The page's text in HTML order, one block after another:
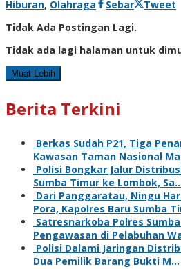
Hiburan, Olahraga olehSebar
Tweet
Tidak Ada Postingan Lagi.
Tidak ada lagi halaman untuk
Muat Lebih
Berita Terkini
Berkas Sudah P21, Tiga
Kawasan Taman Nasional
Polisi Bongkar Jalur
Sumba Timur ke Lombok,
Dari Panggaratau, Ningu
Pora, Kapolres Baru Sumba
Satresnarkoba Polres
Pengawasan di Pelabuhan
Polisi Dalami Jaringan
Dua Pemilik Barang Bukti M…